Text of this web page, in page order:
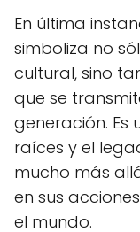
En última
simboliza no
cultural, sino
que se
generación.
raíces y el
mucho más
en sus
el mundo.